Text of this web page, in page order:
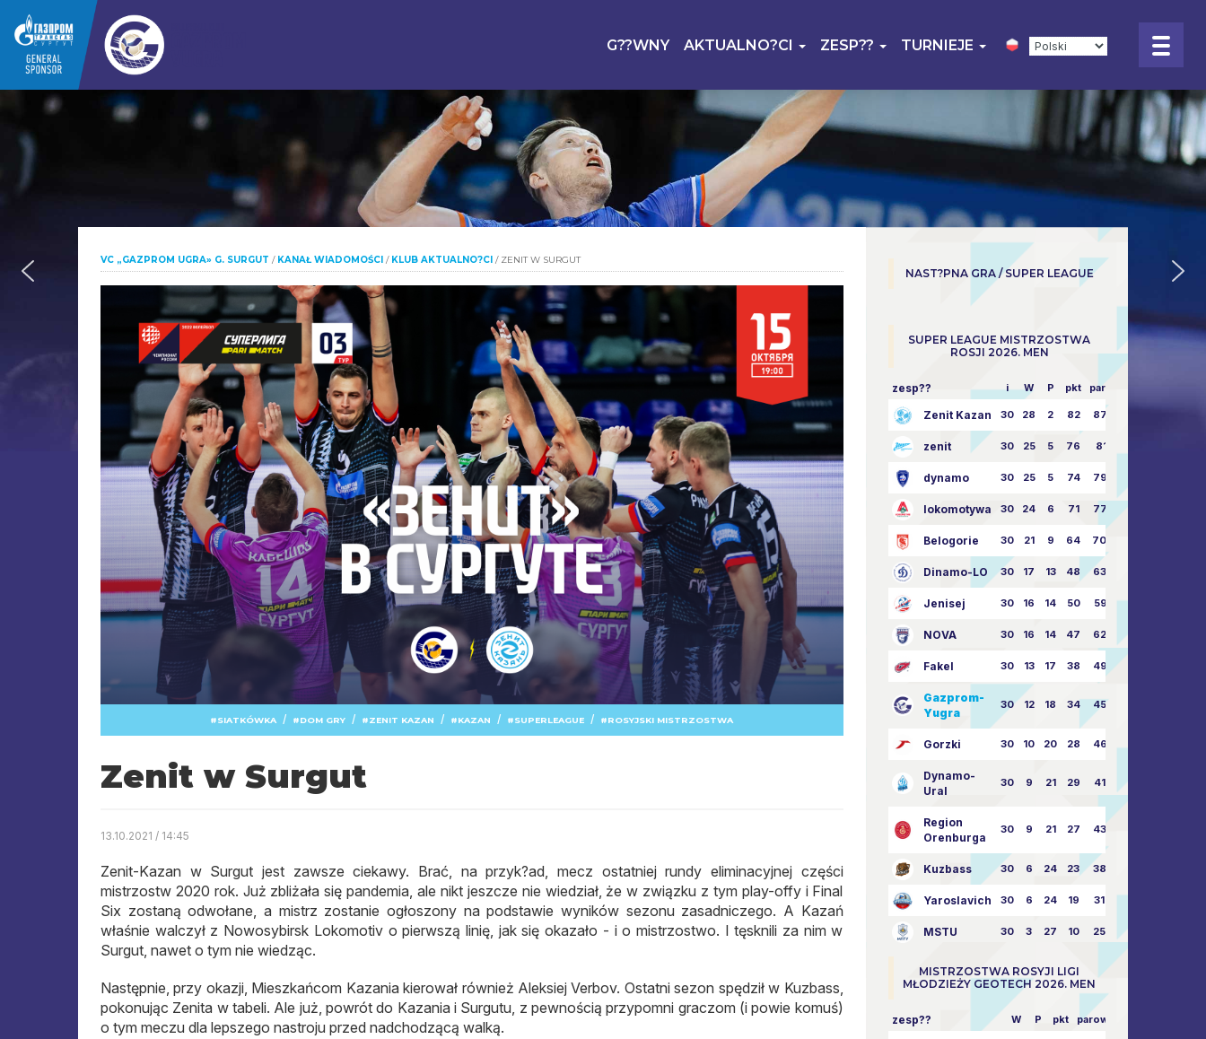
G??WNY AKTUALNO?CI ZESP?? TURNIEJE
VC „GAZPROM UGRA» G. SURGUT / KANAŁ WIADOMOŚCI / KLUB AKTUALNO?CI / ZENIT W SURGUT
SIATKÓWKA / DOM GRY / ZENIT KAZAN / KAZAN / SUPERLEAGUE / ROSYJSKI MISTRZOSTWA
Zenit w Surgut
13.10.2021 / 14:45
Zenit-Kazan w Surgut jest zawsze ciekawy. Brać, na przyk?ad, mecz ostatniej rundy eliminacyjnej części
mistrzostw 2020 rok. Już zbliżała się pandemia, ale nikt jeszcze nie wiedział, że w związku z tym play-offy i Final
Six zostaną odwołane, a mistrz zostanie ogłoszony na podstawie wyników sezonu zasadniczego. A Kazań
właśnie walczył z Nowosybirsk Lokomotiv o pierwszą linię, jak się okazało - i o mistrzostwo. I tęsknili za nim w
Surgut, nawet o tym nie wiedząc.
Następnie, przy okazji, Mieszkańcom Kazania kierował również Aleksiej Verbov. Ostatni sezon spędził w Kuzbass,
pokonując Zenita w tabeli. Ale już, powrót do Kazania i Surgutu, z pewnością przypomni graczom (i powie komuś)
o tym meczu dla lepszego nastroju przed nadchodzącą walką.
NAST?PNA GRA / SUPER LEAGUE
SUPER LEAGUE MISTRZOSTWA
ROSJI 2026. MEN
zesp?? i W P pkt parowy
Zenit Kazan 30 28 2 82 87:24
zenit 30 25 5 76 81:21
dynamo 30 25 5 74 79:26
lokomotywa 30 24 6 71 77:33
Belogorie 30 21 9 64 70:40
Dinamo-LO 30 17 13 48 63:57
Jenisej 30 16 14 50 59:53
NOVA 30 16 14 47 62:58
Fakel 30 13 17 38 49:62
Gazprom-
Yugra
30 12 18 34 45:63
Gorzki 30 10 20 28 46:73
Dynamo-
Ural
30 9 21 29 41:70
Region
Orenburga
30 9 21 27 43:73
Kuzbass 30 6 24 23 38:76
Yaroslavich 30 6 24 19 31:80
MSTU 30 3 27 10 25:87
MISTRZOSTWA ROSYJI LIGI
MŁODZIEŻY GEOTECH 2026. MEN
zesp?? W P pkt parowy